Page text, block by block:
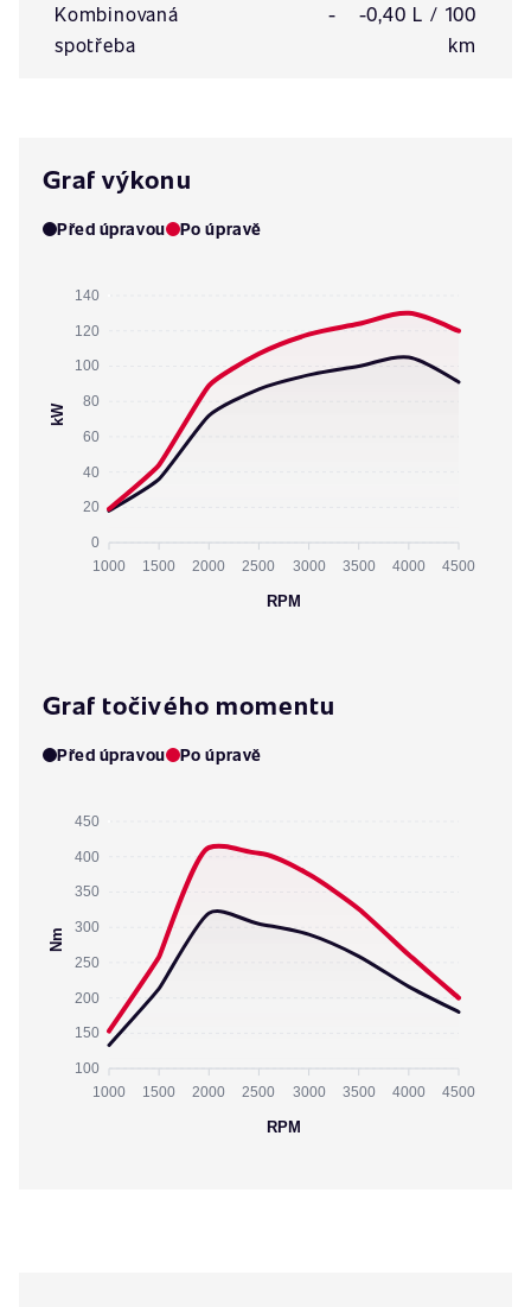
Kombinovaná
spotřeba
-
-0,40 L / 100
km
Graf výkonu
Před úpravou Po úpravě
140
120
100
80
60
40
20
0
kW
1000 1500 2000 2500 3000 3500 4000 4500
RPM
Graf točivého momentu
Před úpravou Po úpravě
450
400
350
300
250
200
150
100
Nm
1000 1500 2000 2500 3000 3500 4000 4500
RPM